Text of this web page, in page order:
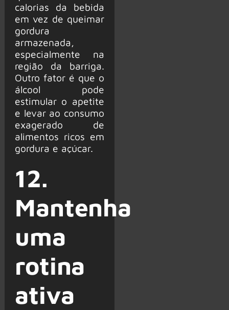
calorias da bebida
em vez de queimar
gordura
armazenada,
especialmente na
região da barriga.
Outro fator é que o
álcool pode
estimular o apetite
e levar ao consumo
exagerado de
alimentos ricos em
gordura e açúcar.
12.
Mantenha
uma
rotina
ativa